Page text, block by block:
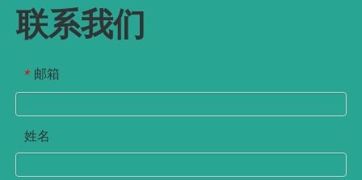
联系我们
* 邮箱
姓名